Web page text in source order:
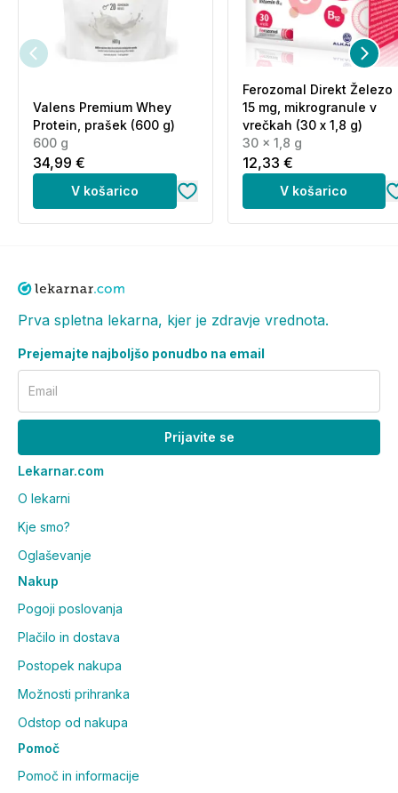
za uravnoteženo in raznovrstno prehrano.
Pomembna sta raznolika in uravnotežena prehrana
ter zdrav način življenja.
Shranjujte nedosegljivo otrokom! Shranjevati v
temnem in suhem prostoru na temperaturi do 25 °C.
*Popust na komplet je izračunan glede na redne
cene posameznih izdelkov. Končna višina prihranka
Valens Premium Whey
Protein, prašek (600 g)
600 g
34,99 €
V košarico
Ferozomal Direkt Železo
15 mg, mikrogranule v
vrečkah (30 x 1,8 g)
30 x 1,8 g
12,33 €
V košarico
Prva spletna lekarna, kjer je zdravje vrednota.
Prejemajte najboljšo ponudbo na email
Email
Prijavite se
Lekarnar.com
O lekarni
Kje smo?
Oglaševanje
Nakup
Pogoji poslovanja
Plačilo in dostava
Postopek nakupa
Možnosti prihranka
Odstop od nakupa
Pomoč
Pomoč in informacije